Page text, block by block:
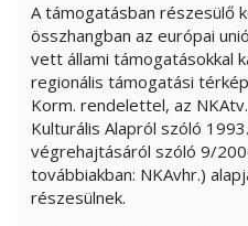
A támogatásban részesülő
összhangban az európai
vett állami támogatásokkal
regionális támogatási
Korm. rendelettel, az
Kulturális Alapról szóló
végrehajtásáról szóló 9/
továbbiakban: NKAvhr.)
részesülnek.